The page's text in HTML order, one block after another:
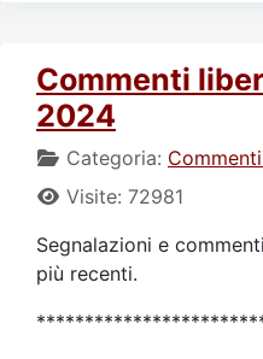
Commenti
2024
Categoria:
Visite: 72981
Segnalazioni e
più recenti.